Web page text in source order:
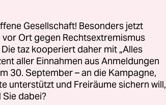
auf die Augen
auch das
weil die
Farben Lila
Gesellschaft! Besonders jetzt
Ort gegen Rechtsextremismus
taz kooperiert daher mit „Alles
aller Einnahmen aus Anmeldungen
30. September – an die Kampagne,
unterstützt und Freiräume sichern will,
dabei?